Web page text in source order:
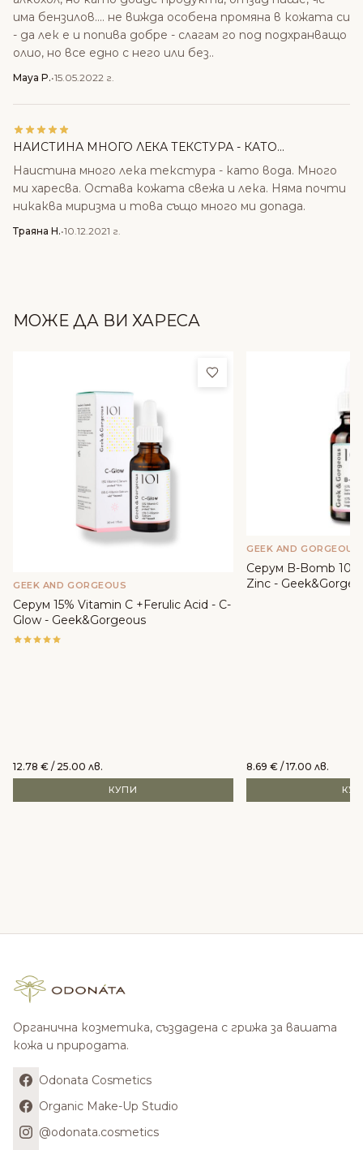
има бензилов.... не вижда особена промяна в кожата си
- да лек е и попива добре - слагам го под подхранващо
олио, но все едно с него или без..
Maya P.•15.05.2022 г.
НАИСТИНА МНОГО ЛЕКА ТЕКСТУРА - КАТО...
Наистина много лека текстура - като вода. Много
ми харесва. Остава кожата свежа и лека. Няма почти
никаква миризма и това също много ми допада.
Траяна Н.•10.12.2021 г.
МОЖЕ ДА ВИ ХАРЕСА
Добави в любими
GEEK AND GORGEOUS
Серум 15% Vitamin C +Ferulic Acid - C-
Glow - Geek&Gorgeous
12.78 € / 25.00 лв.
КУПИ
GEEK AND GORGEOUS
Серум B-Bomb
Zinc -
8.69 € / 17.00 лв.
Органична козметика, създадена с грижа за вашата
кожа и природата.
Odonata Cosmetics
Organic Make-Up Studio
@odonata.cosmetics